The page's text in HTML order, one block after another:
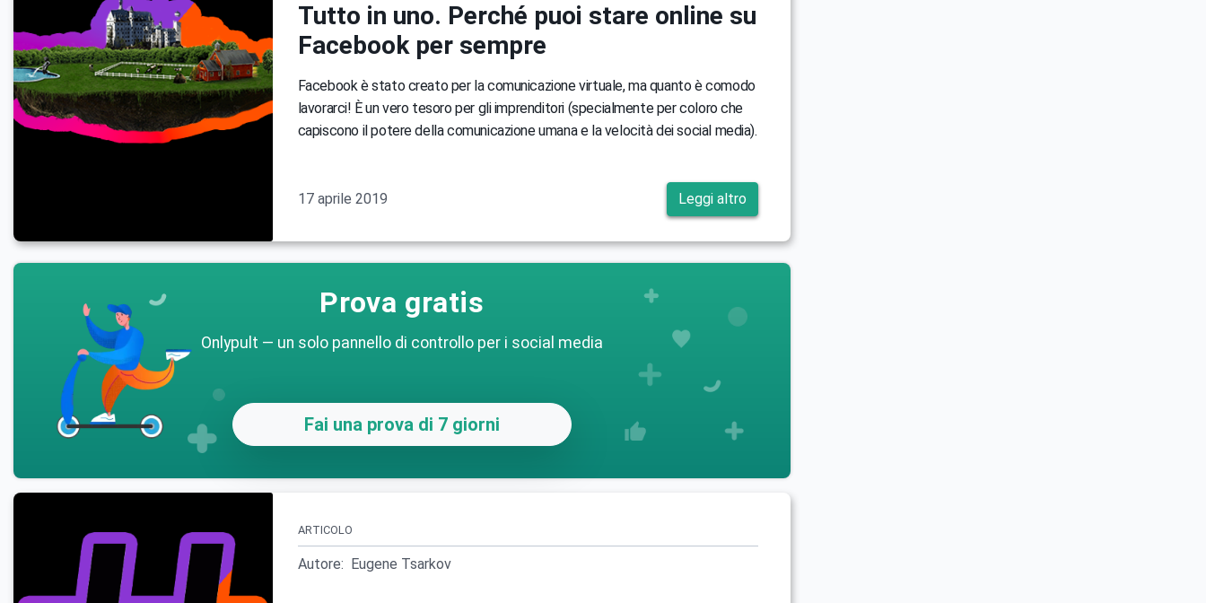
Tutto in uno. Perché puoi stare online su
Facebook per sempre
Facebook è stato creato per la comunicazione virtuale, ma quanto è comodo
lavorarci! È un vero tesoro per gli imprenditori (specialmente per coloro che
capiscono il potere della comunicazione umana e la velocità dei social media).
17 aprile 2019 Leggi altro
Prova gratis
Onlypult — un solo pannello di controllo per i social media
Fai una prova di 7 giorni
ARTICOLO
Autore: Eugene Tsarkov